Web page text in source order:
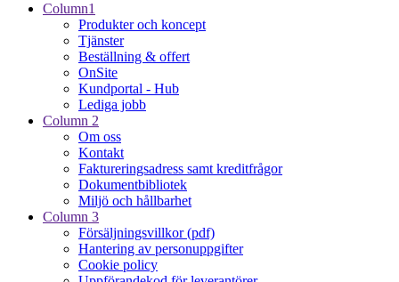
Column1
Produkter och koncept
Tjänster
Beställning & offert
OnSite
Kundportal - Hub
Lediga jobb
Column 2
Om oss
Kontakt
Faktureringsadress samt kreditfrågor
Dokumentbibliotek
Miljö och hållbarhet
Column 3
Försäljningsvillkor (pdf)
Hantering av personuppgifter
Cookie policy